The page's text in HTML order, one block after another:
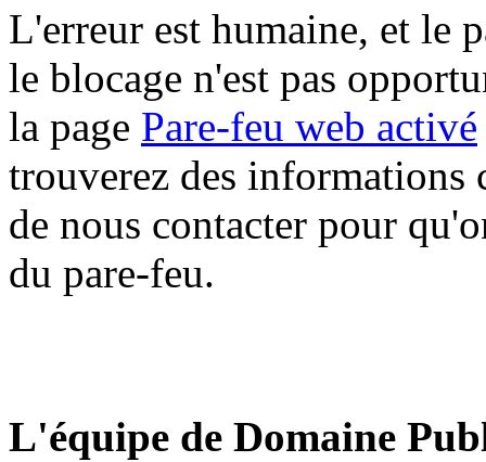
L'erreur est humaine, et le
le blocage n'est pas
la page Pare-feu web activé
trouverez des informations
de nous contacter pour
du pare-feu.
L'équipe de Domaine